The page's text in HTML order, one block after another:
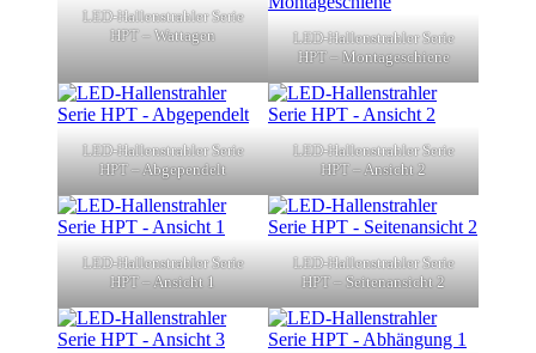
LED-Hallenstrahler Serie
HPT – Wattagen
LED-Hallenstrahler Serie
HPT – Montageschiene
LED-Hallenstrahler Serie
HPT – Abgependelt
LED-Hallenstrahler Serie
HPT – Ansicht 2
LED-Hallenstrahler Serie
HPT – Ansicht 1
LED-Hallenstrahler Serie
HPT – Seitenansicht 2